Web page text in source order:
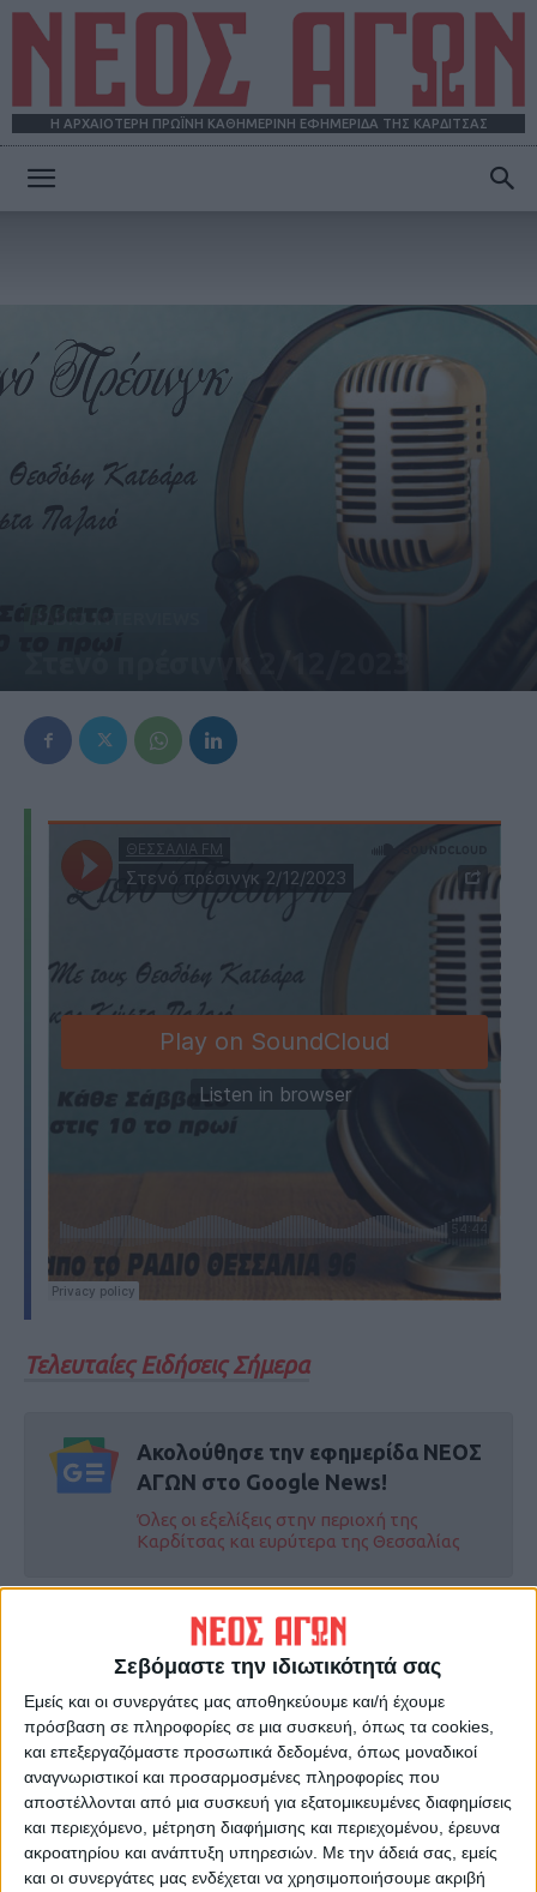
Σεβόμαστε την ιδιωτικότητά σας
Εμείς και οι συνεργάτες μας αποθηκεύουμε και/ή έχουμε
πρόσβαση σε πληροφορίες σε μια συσκευή, όπως τα cookies,
και επεξεργαζόμαστε προσωπικά δεδομένα, όπως μοναδικοί
αναγνωριστικοί και προσαρμοσμένες πληροφορίες που
αποστέλλονται από μια συσκευή για εξατομικευμένες διαφημίσεις
και περιεχόμενο, μέτρηση διαφήμισης και περιεχομένου, έρευνα
ακροατηρίου και ανάπτυξη υπηρεσιών. Με την άδειά σας, εμείς
και οι συνεργάτες μας ενδέχεται να χρησιμοποιήσουμε ακριβή
Η ΑΡΧΑΙΟΤΕΡΗ ΠΡΩΪΝΗ ΚΑΘΗΜΕΡΙΝΗ ΕΦΗΜΕΡΙΔΑ ΤΗΣ ΚΑΡΔΙΤΣΑΣ
Τελευταίες Ειδήσεις Σήμερα
Ακολούθησε την εφημερίδα ΝΕΟΣ
ΑΓΩΝ στο Google News!
Όλες οι εξελίξεις στην περιοχή της
Καρδίτσας και ευρύτερα της Θεσσαλίας
ΠΡΟΗΓΟΥΜΕΝΟ ΑΡΘΡΟ
«Προμελέτη-υπερπαραγωγή
για την ανάπλαση του
Παυσιλύπου»
Πρωινό μαγκαζίνο 2/12/2023